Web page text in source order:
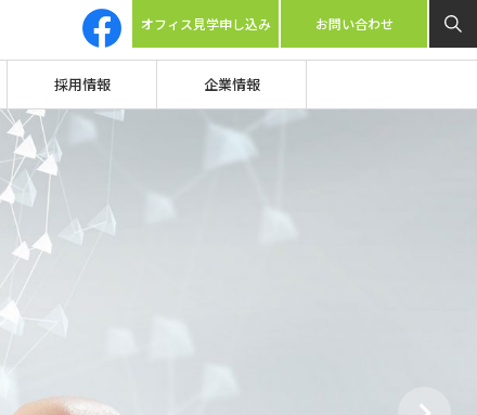
オフィス見学申し込み お問い合わせ
採用情報 企業情報